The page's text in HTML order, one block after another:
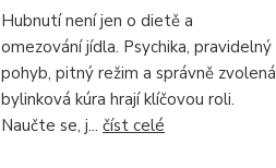
Hubnutí není jen o dietě a
omezování jídla. Psychika, pravidelný
pohyb, pitný režim a správně zvolená
bylinková kúra hrají klíčovou roli.
Naučte se, j... číst celé